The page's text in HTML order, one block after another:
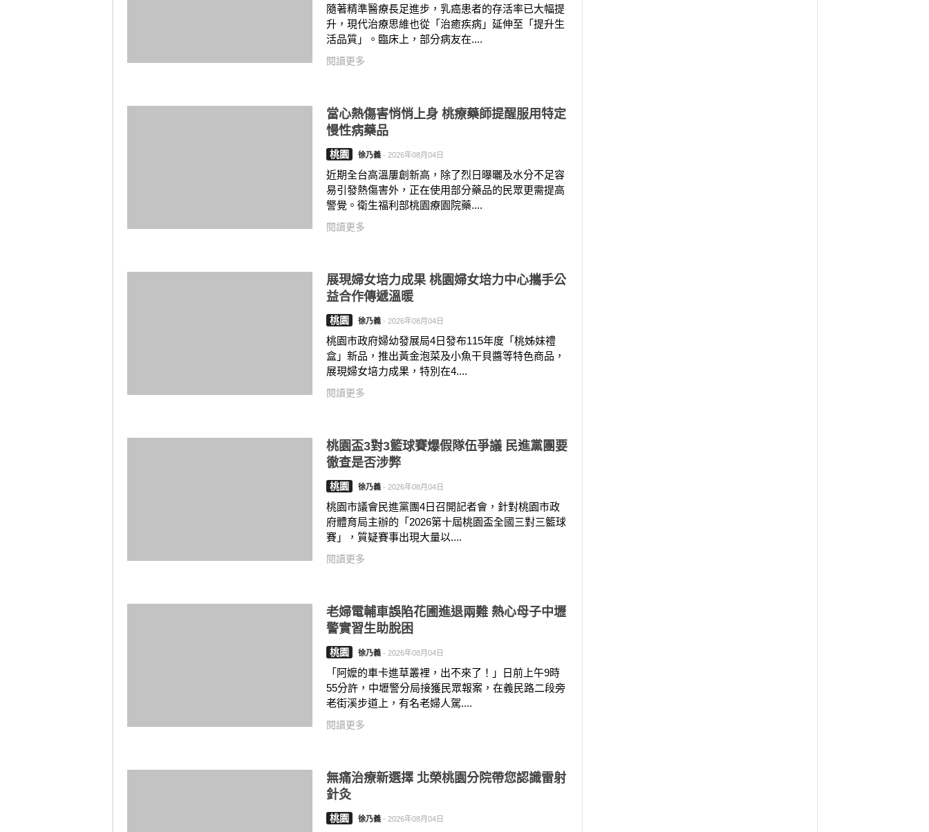
隨著精準醫療長足進步，乳癌患者的存活率已大幅提
升，現代治療思維也從「治癒疾病」延伸至「提升生
活品質」。臨床上，部分病友在....
閱讀更多
當心熱傷害悄悄上身 桃療藥師提醒服用特定
慢性病藥品
桃園 徐乃義 - 2026年08月04日
近期全台高溫屢創新高，除了烈日曝曬及水分不足容
易引發熱傷害外，正在使用部分藥品的民眾更需提高
警覺。衛生福利部桃園療園院藥....
閱讀更多
展現婦女培力成果 桃園婦女培力中心攜手公
益合作傳遞溫暖
桃園 徐乃義 - 2026年08月04日
桃園市政府婦幼發展局4日發布115年度「桃姊妹禮
盒」新品，推出黃金泡菜及小魚干貝醬等特色商品，
展現婦女培力成果，特別在4....
閱讀更多
桃園盃3對3籃球賽爆假隊伍爭議 民進黨團要
徹查是否涉弊
桃園 徐乃義 - 2026年08月04日
桃園市議會民進黨團4日召開記者會，針對桃園市政
府體育局主辦的「2026第十屆桃園盃全國三對三籃球
賽」，質疑賽事出現大量以....
閱讀更多
老婦電輔車誤陷花圃進退兩難 熱心母子中壢
警實習生助脫困
桃園 徐乃義 - 2026年08月04日
「阿嬤的車卡進草叢裡，出不來了！」日前上午9時
55分許，中壢警分局接獲民眾報案，在義民路二段旁
老街溪步道上，有名老婦人駕....
閱讀更多
無痛治療新選擇 北榮桃園分院帶您認識雷射
針灸
桃園 徐乃義 - 2026年08月04日